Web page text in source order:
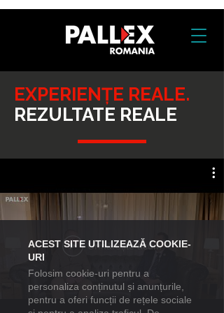
ACEST SITE UTILIZEAZĂ COOKIE-
URI
Folosim cookie-uri pentru a
personaliza conținutul și anunțurile,
pentru a oferi funcții de rețele sociale
EXPERIENȚE REALE.
REZULTATE REALE
Urmărește acum